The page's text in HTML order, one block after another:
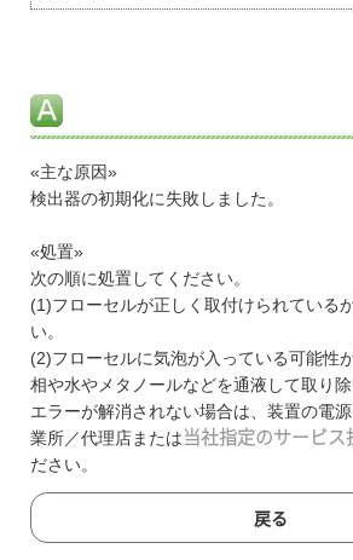
«主な原因»
検出器の初期化に失敗しました。
«処置»
次の順に処置してください。
(1)フローセルが正しく取付けられている
い。
(2)フローセルに気泡が入っている可能性
相や水やメタノールなどを通液して取り除
エラーが解消されない場合は、装置の電
業所／代理店または 当社指定のサービス
ださい。
戻る